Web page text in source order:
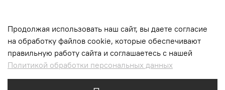
sens.production@yandex.ru
ИП Хачатрян Нелли Ашотовна
ОГРНИП:324619600223144
ИНН:616710659120
email:sens.production@yandex.ru
Продолжая использовать наш сайт, вы даете согласие
на обработку файлов cookie, которые обеспечивают
правильную работу сайта и соглашаетесь с нашей
Политикой обработки персональных данных